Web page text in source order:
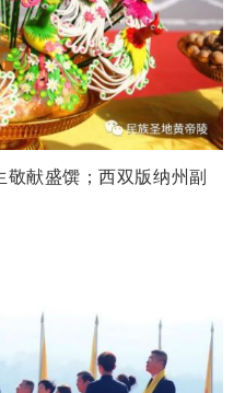
献盛馔；西双版纳州副